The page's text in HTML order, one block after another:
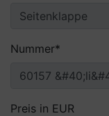
Pflichtfeld
Nummer*
Preis in EUR